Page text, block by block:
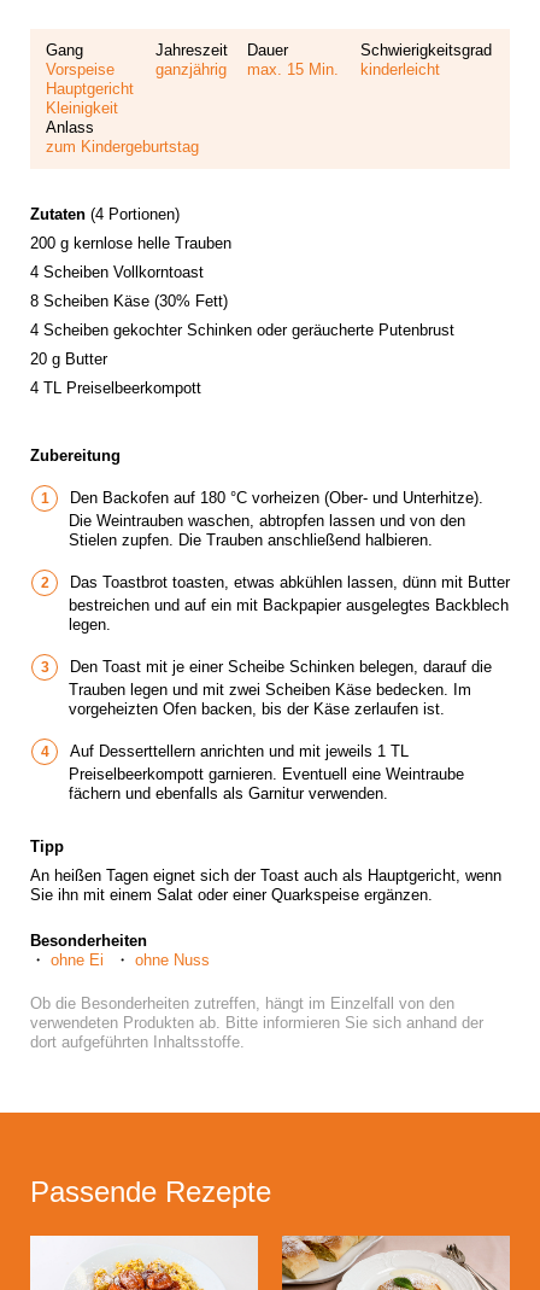
Gang
Vorspeise
Hauptgericht
Kleinigkeit
Jahreszeit
ganzjährig
Dauer
max. 15 Min.
Schwierigkeitsgrad
kinderleicht
Anlass
zum Kindergeburtstag
Zutaten (4 Portionen)
200 g kernlose helle Trauben
4 Scheiben Vollkorntoast
8 Scheiben Käse (30% Fett)
4 Scheiben gekochter Schinken oder geräucherte Putenbrust
20 g Butter
4 TL Preiselbeerkompott
Zubereitung
Den Backofen auf 180 °C vorheizen (Ober- und Unterhitze).
Die Weintrauben waschen, abtropfen lassen und von den
Stielen zupfen. Die Trauben anschließend halbieren.
Das Toastbrot toasten, etwas abkühlen lassen, dünn mit Butter
bestreichen und auf ein mit Backpapier ausgelegtes Backblech
legen.
Den Toast mit je einer Scheibe Schinken belegen, darauf die
Trauben legen und mit zwei Scheiben Käse bedecken. Im
vorgeheizten Ofen backen, bis der Käse zerlaufen ist.
Auf Desserttellern anrichten und mit jeweils 1 TL
Preiselbeerkompott garnieren. Eventuell eine Weintraube
fächern und ebenfalls als Garnitur verwenden.
Tipp
An heißen Tagen eignet sich der Toast auch als Hauptgericht, wenn
Sie ihn mit einem Salat oder einer Quarkspeise ergänzen.
Besonderheiten
ohne Ei
ohne Nuss
Ob die Besonderheiten zutreffen, hängt im Einzelfall von den
verwendeten Produkten ab. Bitte informieren Sie sich anhand der
dort aufgeführten Inhaltsstoffe.
Passende Rezepte